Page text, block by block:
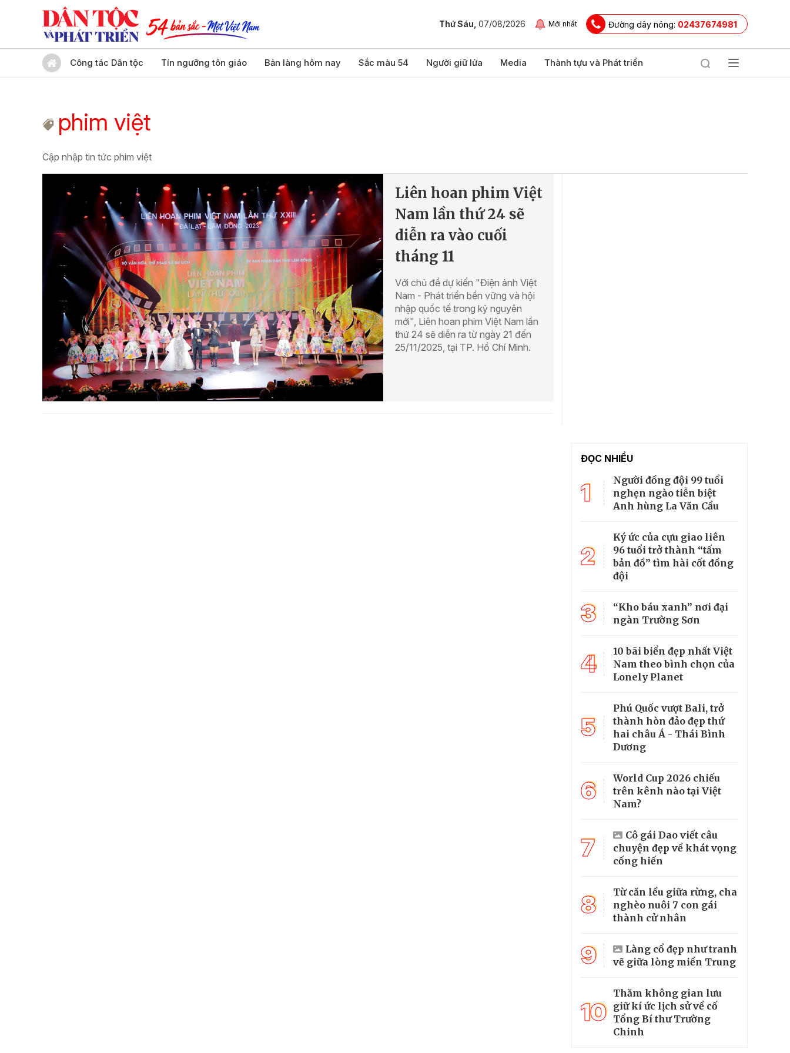
Thứ Sáu, 07/08/2026 Mới nhất Đường dây nóng: 02437674981
Công tác Dân tộc Tín ngưỡng tôn giáo Bản làng hôm nay Sắc màu 54 Người giữ lửa Media Thành tựu và Phát triển
phim việt
Cập nhập tin tức phim việt
Liên hoan phim Việt
Nam lần thứ 24 sẽ
diễn ra vào cuối
tháng 11
Với chủ đề dự kiến "Điện ảnh Việt
Nam - Phát triển bền vững và hội
nhập quốc tế trong kỷ nguyên
mới", Liên hoan phim Việt Nam lần
thứ 24 sẽ diễn ra từ ngày 21 đến
25/11/2025, tại TP. Hồ Chí Minh.
ĐỌC NHIỀU
1
Người đồng đội 99 tuổi
nghẹn ngào tiễn biệt
Anh hùng La Văn Cầu
2
Ký ức của cựu giao liên
96 tuổi trở thành “tấm
bản đồ” tìm hài cốt đồng
đội
3
“Kho báu xanh” nơi đại
ngàn Trường Sơn
4
10 bãi biển đẹp nhất Việt
Nam theo bình chọn của
Lonely Planet
5
Phú Quốc vượt Bali, trở
thành hòn đảo đẹp thứ
hai châu Á - Thái Bình
Dương
6
World Cup 2026 chiếu
trên kênh nào tại Việt
Nam?
7
Cô gái Dao viết câu
chuyện đẹp về khát vọng
cống hiến
8
Từ căn lều giữa rừng, cha
nghèo nuôi 7 con gái
thành cử nhân
9
Làng cổ đẹp như tranh
vẽ giữa lòng miền Trung
10
Thăm không gian lưu
giữ kí ức lịch sử về cố
Tổng Bí thư Trường
Chinh